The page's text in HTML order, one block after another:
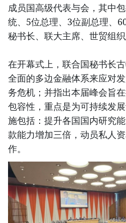
成员国高级代表与会，其中
统、5位总理、3位副总理、
秘书长、联大主席、世贸组织
在开幕式上，联合国秘书长
全面的多边金融体系来应对
务危机；并指出本届峰会旨
包容性，重点是为可持续发
施包括：提升各国国内研究
款能力增加三倍，动员私人
作。